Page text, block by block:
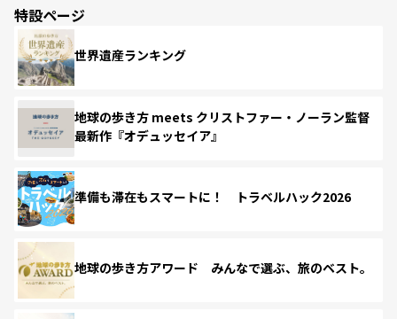
特設ページ
世界遺産ランキング
地球の歩き方 meets クリストファー・ノーラン監督
最新作『オデュッセイア』
準備も滞在もスマートに！ トラベルハック2026
地球の歩き方アワード みんなで選ぶ、旅のベスト。